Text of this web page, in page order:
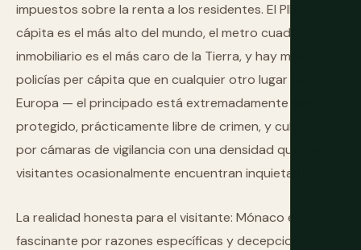
impuestos sobre la renta a los residentes. El PIB per
cápita es el más alto del mundo, el metro cuadrado
inmobiliario es el más caro de la Tierra, y hay más
policías per cápita que en cualquier otro lugar de
Europa — el principado está extremadamente bien
protegido, prácticamente libre de crimen, y cubierto
por cámaras de vigilancia con una densidad que los
visitantes ocasionalmente encuentran inquietante.
La realidad honesta para el visitante: Mónaco es
fascinante por razones específicas y decepcionante